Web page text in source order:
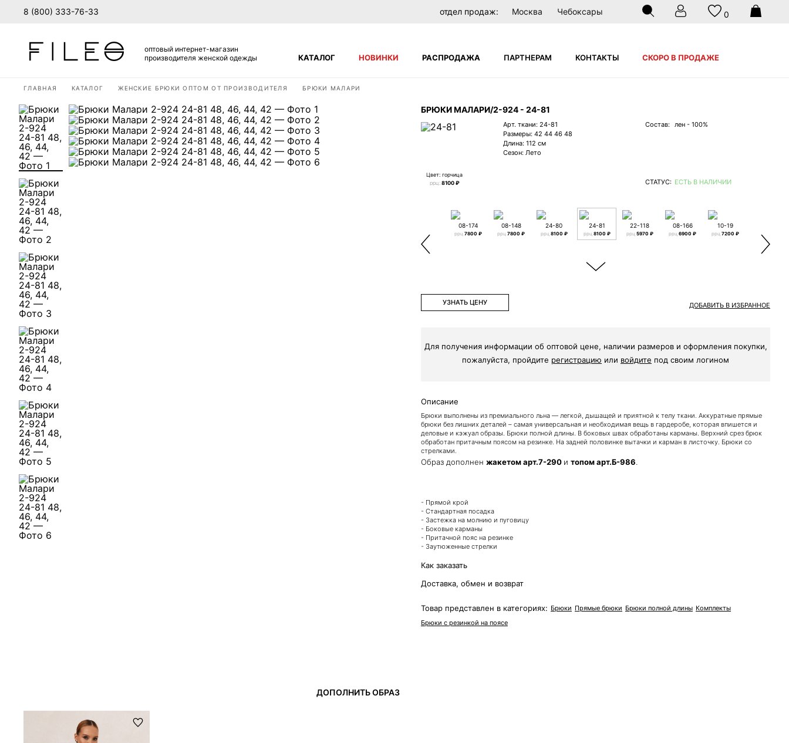
8 (800) 333-76-33 отдел продаж: Москва Чебоксары 0
оптовый интернет-магазин
производителя женской одежды
КАТАЛОГ НОВИНКИ РАСПРОДАЖА ПАРТНЕРАМ КОНТАКТЫ СКОРО В ПРОДАЖЕ
Поиск по сайту
Вход Стать дилером ВХОД В ЛИЧНЫЙ КАБИНЕТ
Для действующих оптовых покупателей
В вашей корзине пока нет товаров
ГЛАВНАЯ КАТАЛОГ ЖЕНСКИЕ БРЮКИ ОПТОМ ОТ ПРОИЗВОДИТЕЛЯ БРЮКИ МАЛАРИ
БРЮКИ МАЛАРИ/2-924 - 24-81
Цвет: горчица
ррц:8100 ₽
Арт. ткани: 24-81
Размеры: 42 44 46 48
Длина: 112 см
Сезон: Лето
Состав: лен - 100%
СТАТУС: ЕСТЬ В НАЛИЧИИ
08-174
ррц 7800 ₽
08-148
ррц 7800 ₽
24-80
ррц 8100 ₽
24-81
ррц 8100 ₽
22-118
ррц 5970 ₽
08-166
ррц 6900 ₽
10-19
ррц 7200 ₽ ррц
УЗНАТЬ ЦЕНУ ДОБАВИТЬ В ИЗБРАННОЕ
Для получения информации об оптовой цене, наличии размеров и оформления покупки,
пожалуйста, пройдите регистрацию или войдите под своим логином
Описание
Брюки выполнены из премиального льна — легкой, дышащей и приятной к телу ткани. Аккуратные прямые
брюки без лишних деталей – самая универсальная и необходимая вещь в гардеробе, которая впишется и
деловые и кэжуал образы. Брюки полной длины. В боковых швах обработаны карманы. Верхний срез брюк
обработан притачным поясом на резинке. На задней половинке вытачки и карман в листочку. Брюки со
стрелками.
Образ дополнен жакетом арт.7-290 и топом арт.Б-986.
- Прямой крой
- Стандартная посадка
- Застежка на молнию и пуговицу
- Боковые карманы
- Притачной пояс на резинке
- Заутюженные стрелки
Как заказать
Доставка, обмен и возврат
Товар представлен в категориях: Брюки Прямые брюки Брюки полной длины Комплекты
Брюки с резинкой на поясе
ДОПОЛНИТЬ ОБРАЗ